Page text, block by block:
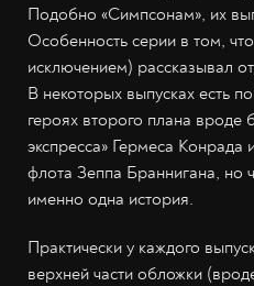
Подобно «Симпсонам», их
Особенность серии в том,
исключением) рассказывал
В некоторых выпусках есть
героях второго плана вроде
экспресса» Гермеса Конрада
флота Зеппа Браннигана, но
именно одна история.
Практически у каждого
верхней части обложки